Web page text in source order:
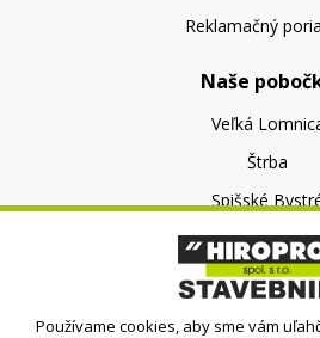
Reklamačný
Naše
Veľká
Štrba
Spišské
O nás
O spoločnosti
Používame cookies, aby sme vám